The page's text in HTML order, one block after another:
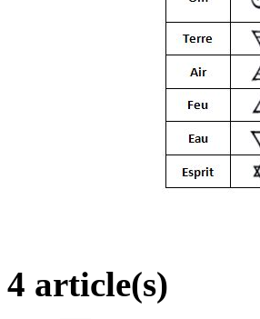
4 article(s)